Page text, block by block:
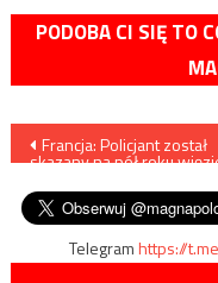
PODOBA CI SIĘ TO
Nawigacja
wpisu
Francja: Policjant został
skazany na pół roku
Telegramhttps://